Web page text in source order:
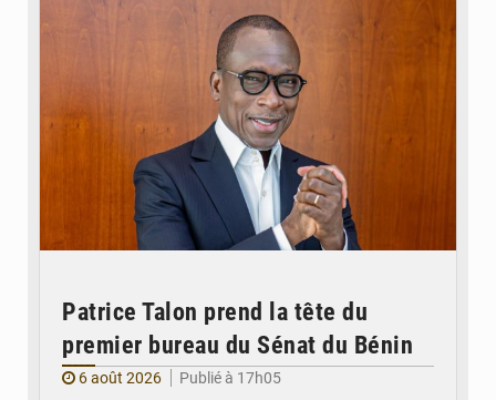
Patrice Talon prend la tête du
premier bureau du Sénat du Bénin
6 août 2026
Publié à 17h05